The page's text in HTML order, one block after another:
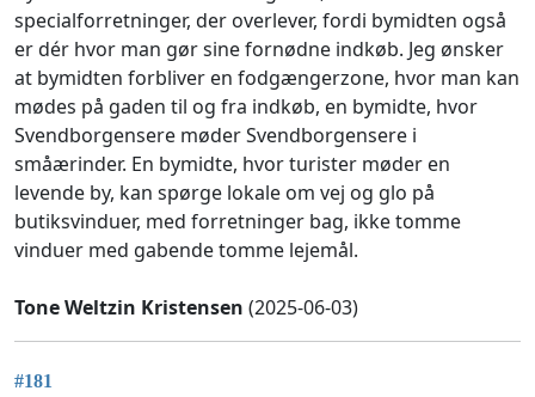
specialforretninger, der overlever, fordi bymidten også
er dér hvor man gør sine fornødne indkøb. Jeg ønsker
at bymidten forbliver en fodgængerzone, hvor man kan
mødes på gaden til og fra indkøb, en bymidte, hvor
Svendborgensere møder Svendborgensere i
småærinder. En bymidte, hvor turister møder en
levende by, kan spørge lokale om vej og glo på
butiksvinduer, med forretninger bag, ikke tomme
vinduer med gabende tomme lejemål.
Tone Weltzin Kristensen (2025-06-03)
#181